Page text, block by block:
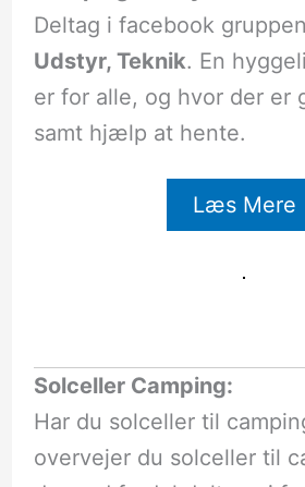
Deltag i facebook gruppen
Udstyr, Teknik. En
er for alle, og hvor der er
samt hjælp at hente.
Læs Mere
Solceller Camping:
Har du solceller til
overvejer du solceller til